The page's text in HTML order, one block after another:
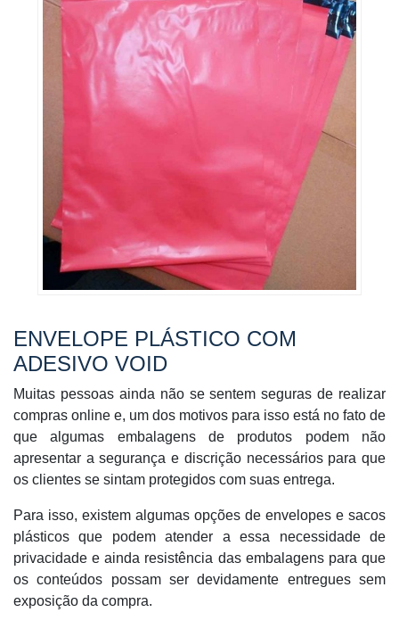
ENVELOPE PLÁSTICO COM
ADESIVO VOID
Muitas pessoas ainda não se sentem seguras de realizar
compras online e, um dos motivos para isso está no fato de
que algumas embalagens de produtos podem não
apresentar a segurança e discrição necessários para que
os clientes se sintam protegidos com suas entrega.
Para isso, existem algumas opções de envelopes e sacos
plásticos que podem atender a essa necessidade de
privacidade e ainda resistência das embalagens para que
os conteúdos possam ser devidamente entregues sem
exposição da compra.